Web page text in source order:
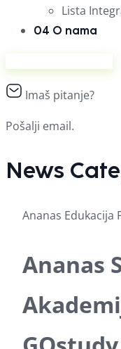
Lista
04 O nama
Imaš pitanje?
Pošalji email.
News
Ananas Edukacija
Ananas